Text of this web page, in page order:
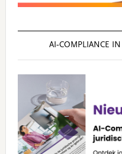
AI‑COMPLIANCE IN